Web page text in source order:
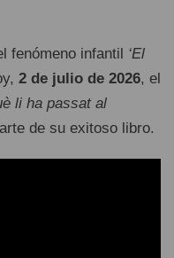
fenómeno infantil ‘El
2 de julio de 2026, el
li ha passat al
de su exitoso libro.